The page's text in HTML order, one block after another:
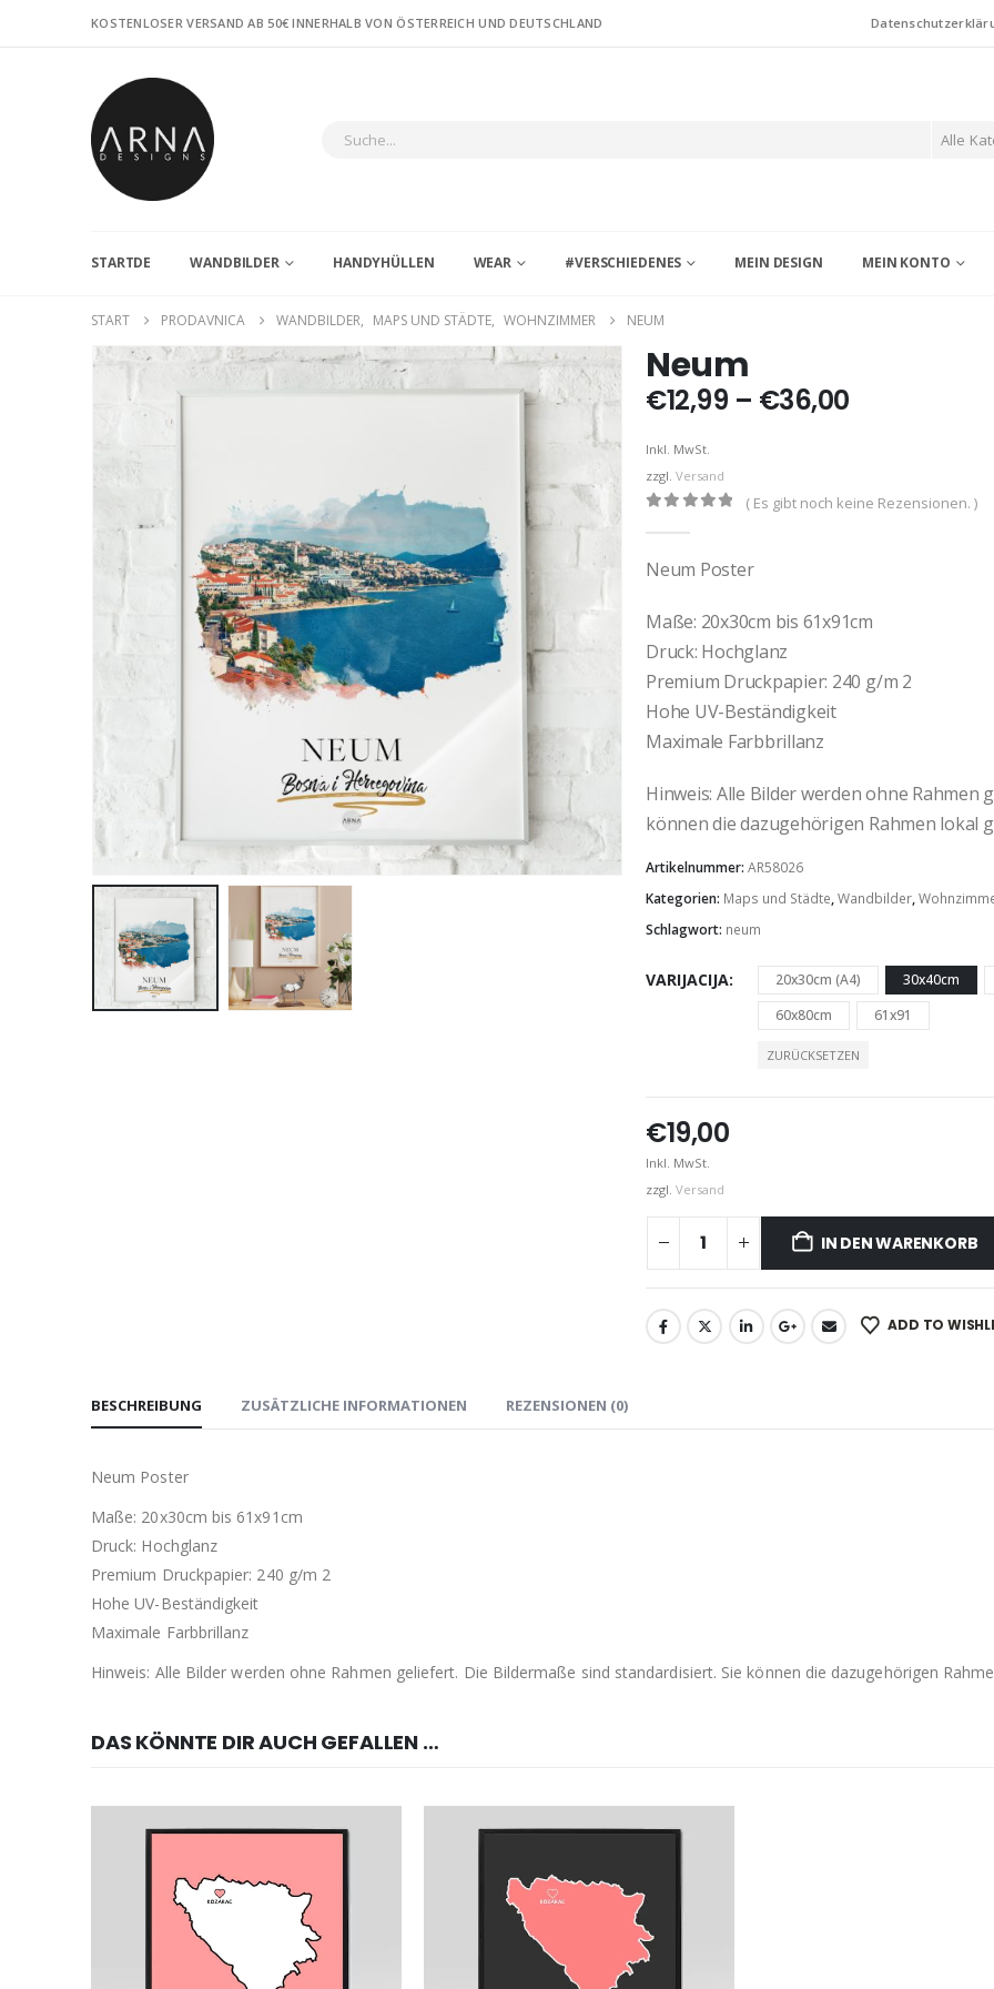
KOSTENLOSER VERSAND AB 50€ INNERHALB VON ÖSTERREICH UND DEUTSCHLAND
Alle
STARTDE WANDBILDER HANDYHÜLLEN WEAR #VERSCHIEDENES MEIN DESIGN MEIN KONTO
START PRODAVNICA WANDBILDER, MAPS UND STÄDTE, WOHNZIMMER NEUM
Neum
€12,99 – €36,00
Inkl. MwSt.
zzgl. Versand
( Es gibt noch keine Rezensionen. )
Neum Poster
Maße: 20x30cm bis 61x91cm
Druck: Hochglanz
Premium Druckpapier: 240 g/m 2
Hohe UV-Beständigkeit
Maximale Farbbrillanz
Hinweis: Alle Bilder werden ohne Rahmen
können die dazugehörigen Rahmen lokal
Artikelnummer: AR58026
Kategorien: Maps und Städte,Wandbilder,
Schlagwort: neum
VARIJACIJA 20x30cm (A4) 30x40cm
60x80cm
61x91
ZURÜCKSETZEN
€19,00
Inkl. MwSt.
zzgl. Versand
IN DEN WARENKORB
ADD TO
BESCHREIBUNG ZUSÄTZLICHE INFORMATIONEN REZENSIONEN (0)
Neum Poster
Maße: 20x30cm bis 61x91cm
Druck: Hochglanz
Premium Druckpapier: 240 g/m 2
Hohe UV-Beständigkeit
Maximale Farbbrillanz
Hinweis: Alle Bilder werden ohne Rahmen geliefert. Die Bildermaße sind standardisiert. Sie können die dazugehörigen
DAS KÖNNTE DIR AUCH GEFALLEN …